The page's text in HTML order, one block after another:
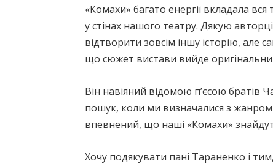
«Комахи» багато енергії вкладала
у стінах нашого театру. Дякую
відтворити зовсім іншу історію, але
що сюжет вистави вийде
Він навіяний відомою п’єсою братів
пошук, коли ми визначалися з
впевнений, що наші «Комахи»
Хочу подякувати пані Тараненко і